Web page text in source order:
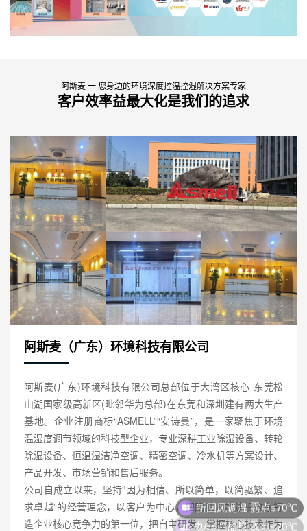
阿斯麦 一 您身边的环境深度控温控湿解决方案专家
客户效率益最大化是我们的追求
阿斯麦（广东）环境科技有限公司
阿斯麦(广东)环境科技有限公司总部位于大湾区核心-东莞松
山湖国家级高新区(毗邻华为总部)在东莞和深圳建有两大生产
基地。企业注册商标“ASMELL”“安诗曼”，是一家聚焦于环境
温湿度调节领域的科技型企业，专业深耕工业除湿设备、转轮
除湿设备、恒温湿洁净空调、精密空调、冷水机等方案设计、
产品开发、市场营销和售后服务。
公司自成立以来，坚持“因为相信、所以简单，以简驱繁、追
求卓越”的经营理念，以客户为中心，把团队人才建设放在打
造企业核心竞争力的第一位，把自主研发，掌握核心技术作为
新回风调温 露点≤70℃
电/蒸汽加热 露点≤70℃